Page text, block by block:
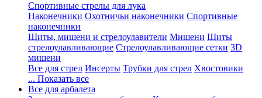
Спортивные стрелы для лука
Наконечники Охотничьи наконечники Спортивные
наконечники
Щиты, мишени и стрелоулавители Мишени Щиты
стрелоулавливающие Стрелоулавливающие сетки 3D
мишени
Все для стрел Инсерты Трубки для стрел Хвостовики
... Показать все
Все для арбалета